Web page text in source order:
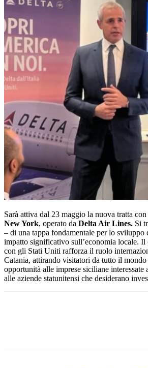
Sarà attiva dal 23 maggio la nuova tratta con
New York, operato da Delta Air Lines. Si
– di una tappa fondamentale per lo sviluppo
impatto significativo sull’economia locale. Il
con gli Stati Uniti rafforza il ruolo
Catania, attirando visitatori da tutto il
opportunità alle imprese siciliane interessate
alle aziende statunitensi che desiderano